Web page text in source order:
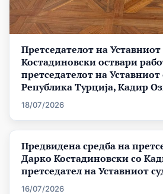
Претседателот на
Костадиновски оствари
претседателот на Уставниот
Република Турција, Кадир
18/07/2026
Предвидена средба на
Дарко Костадиновски со
претседател на Уставниот
16/07/2026